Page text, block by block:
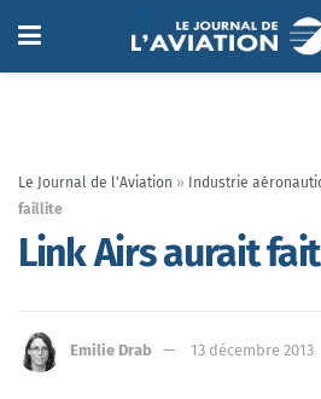
Le Journal de l'Aviation » Industrie
faillite
Link Airs aurait
Emilie Drab 13 décembre 2013